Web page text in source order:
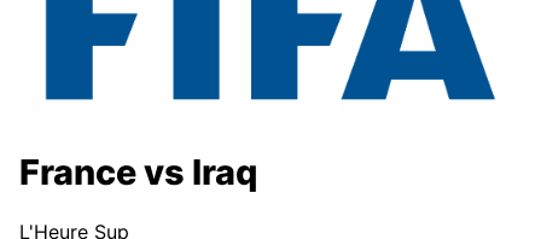
France vs Iraq
L'Heure Sup